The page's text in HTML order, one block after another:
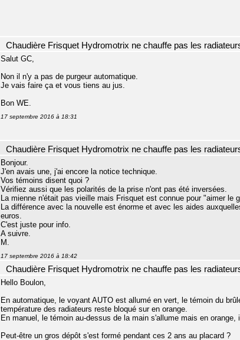
Chaudière Frisquet Hydromotrix ne chauffe pas les
Salut GC,
Non il n'y a pas de purgeur automatique.
Je vais faire ça et vous tiens au jus.
Bon WE.
17 septembre 2016 à 18:31
Chaudière Frisquet Hydromotrix ne chauffe pas les
Bonjour.
J'en avais une, j'ai encore la notice technique.
Vos témoins disent quoi ?
Vérifiez aussi que les polarités de la prise n'ont pas été inversées.
La mienne n'était pas vieille mais Frisquet est connue pour "aimer le
La différence avec la nouvelle est énorme et avec les aides
euros.
C'est juste pour info.
A suivre.
M.
17 septembre 2016 à 18:42
Chaudière Frisquet Hydromotrix ne chauffe pas les
Hello Boulon,
En automatique, le voyant AUTO est allumé en vert, le témoin du
température des radiateurs reste bloqué sur en orange.
En manuel, le témoin au-dessus de la main s'allume mais en
Peut-être un gros dépôt s'est formé pendant ces 2 ans au placard ?